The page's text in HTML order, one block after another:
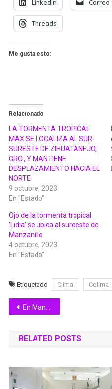
LinkedIn Correo
Threads
Me gusta esto:
Relacionado
LA TORMENTA TROPICAL
MAX SE LOCALIZA AL SUR-
SURESTE DE ZIHUATANEJO,
GRO., Y MANTIENE
DESPLAZAMIENTO HACIA EL
NORTE
9 octubre, 2023
En "Estado"
Ojo de la tormenta tropical
‘Lidia’ se ubica al suroeste de
Manzanillo
4 octubre, 2023
En "Estado"
Etiquetado Clima Colima
Navegación
de
entradas
En Manzanillo, Indira entrega Computadoras gratuitas a casi 300 estudiantes de secundaria
RELATED POSTS